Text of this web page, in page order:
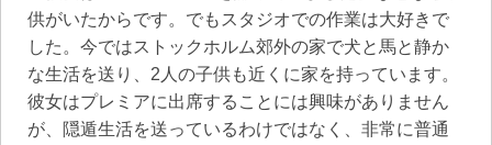
供がいたからです。でもスタジオでの作業は大好きで
した。今ではストックホルム郊外の家で犬と馬と静か
な生活を送り、2人の子供も近くに家を持っています。
彼女はプレミアに出席することには興味がありません
が、隠遁生活を送っているわけではなく、非常に普通